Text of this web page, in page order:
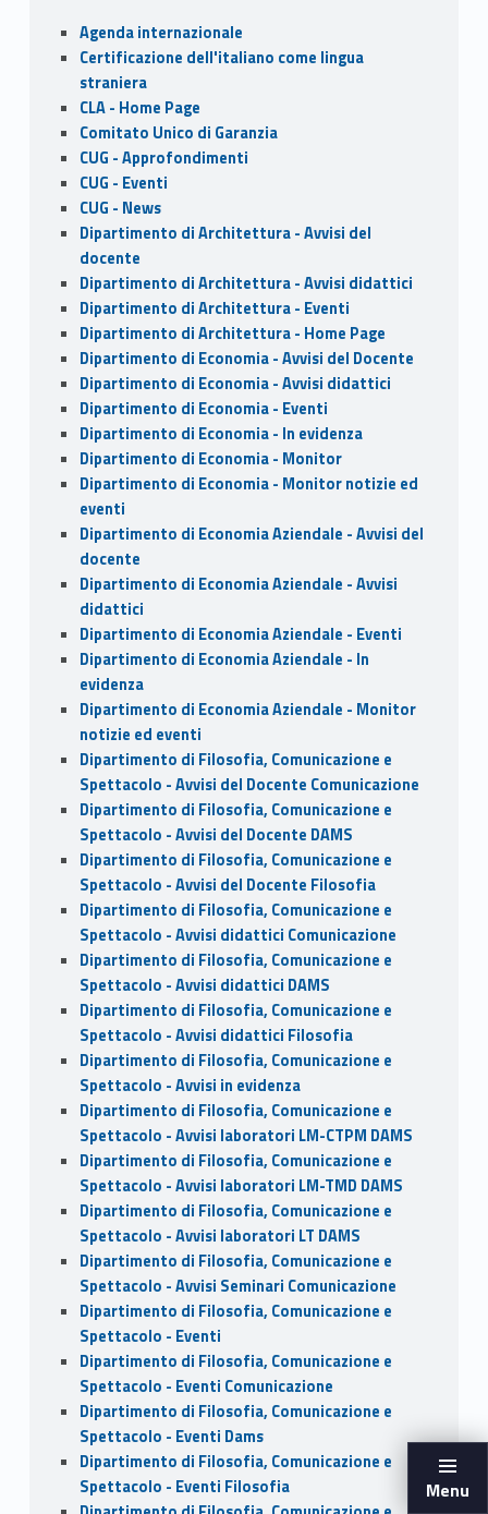
Menu
Sidebar
Agenda internazionale
Certificazione dell'italiano come lingua
straniera
CLA - Home Page
Comitato Unico di Garanzia
CUG - Approfondimenti
CUG - Eventi
CUG - News
Dipartimento di Architettura - Avvisi del
docente
Dipartimento di Architettura - Avvisi didattici
Dipartimento di Architettura - Eventi
Dipartimento di Architettura - Home Page
Dipartimento di Economia - Avvisi del Docente
Dipartimento di Economia - Avvisi didattici
Dipartimento di Economia - Eventi
Dipartimento di Economia - In evidenza
Dipartimento di Economia - Monitor
Dipartimento di Economia - Monitor notizie ed
eventi
Dipartimento di Economia Aziendale - Avvisi del
docente
Dipartimento di Economia Aziendale - Avvisi
didattici
Dipartimento di Economia Aziendale - Eventi
Dipartimento di Economia Aziendale - In
evidenza
Dipartimento di Economia Aziendale - Monitor
notizie ed eventi
Dipartimento di Filosofia, Comunicazione e
Spettacolo - Avvisi del Docente Comunicazione
Dipartimento di Filosofia, Comunicazione e
Spettacolo - Avvisi del Docente DAMS
Dipartimento di Filosofia, Comunicazione e
Spettacolo - Avvisi del Docente Filosofia
Dipartimento di Filosofia, Comunicazione e
Spettacolo - Avvisi didattici Comunicazione
Dipartimento di Filosofia, Comunicazione e
Spettacolo - Avvisi didattici DAMS
Dipartimento di Filosofia, Comunicazione e
Spettacolo - Avvisi didattici Filosofia
Dipartimento di Filosofia, Comunicazione e
Spettacolo - Avvisi in evidenza
Dipartimento di Filosofia, Comunicazione e
Spettacolo - Avvisi laboratori LM-CTPM DAMS
Dipartimento di Filosofia, Comunicazione e
Spettacolo - Avvisi laboratori LM-TMD DAMS
Dipartimento di Filosofia, Comunicazione e
Spettacolo - Avvisi laboratori LT DAMS
Dipartimento di Filosofia, Comunicazione e
Spettacolo - Avvisi Seminari Comunicazione
Dipartimento di Filosofia, Comunicazione e
Spettacolo - Eventi
Dipartimento di Filosofia, Comunicazione e
Spettacolo - Eventi Comunicazione
Dipartimento di Filosofia, Comunicazione e
Spettacolo - Eventi Dams
Dipartimento di Filosofia, Comunicazione e
Spettacolo - Eventi Filosofia